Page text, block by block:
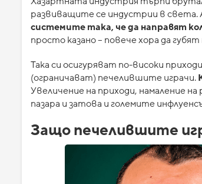
развиващите се индустрии в
системите така, че да направят
просто казано – повече хора да
Така си осигуряват по-високи
(ограничават) печелившите играчи.
Увеличение на приходи, намаление
пазара и затова и големите
Защо печелившите